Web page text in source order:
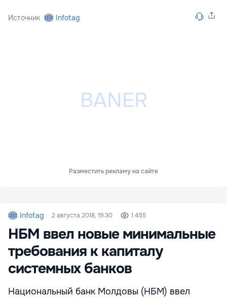
Источник Infotag
Разместить рекламу на сайте
Infotag 2 августа 2018, 19:30 1 455
НБМ ввел новые минимальные
требования к капиталу
системных банков
Национальный банк Молдовы (НБМ) ввел